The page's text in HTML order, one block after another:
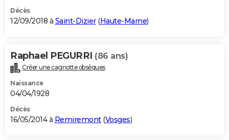
Décès
12/09/2018 à Saint-Dizier(Haute-Marne)
Raphael PEGURRI (86 ans)
Créer une cagnotte obsèques
Naissance
04/04/1928
Décès
16/05/2014 à Remiremont(Vosges)